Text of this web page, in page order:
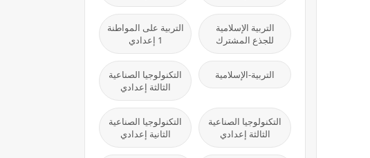
التربية الإسلامية
للجذع المشترك
التربية على المواطنة
1 إعدادي
التربية-الإسلامية
التكنولوجيا الصناعية
الثالثة إعدادي
التكنولوجيا الصناعية
الثالثة إعدادي
التكنولوجيا الصناعية
الثانية إعدادي